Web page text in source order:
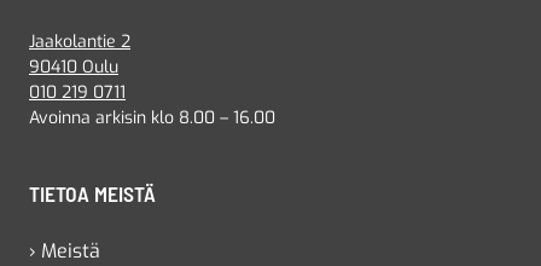
Jaakolantie 2
90410 Oulu
010 219 0711
Avoinna arkisin klo 8.00 – 16.00
TIETOA MEISTÄ
› Meistä